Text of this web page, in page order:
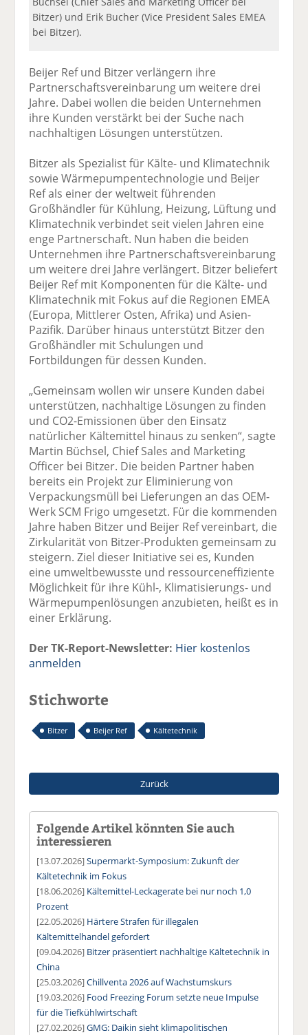
Bitzer) und Erik Bucher (Vice President Sales EMEA
bei Bitzer).
Beijer Ref und Bitzer verlängern ihre
Partnerschaftsvereinbarung um weitere drei
Jahre. Dabei wollen die beiden Unternehmen
ihre Kunden verstärkt bei der Suche nach
nachhaltigen Lösungen unterstützen.
Bitzer als Spezialist für Kälte- und Klimatechnik
sowie Wärmepumpentechnologie und Beijer
Ref als einer der weltweit führenden
Großhändler für Kühlung, Heizung, Lüftung und
Klimatechnik verbindet seit vielen Jahren eine
enge Partnerschaft. Nun haben die beiden
Unternehmen ihre Partnerschaftsvereinbarung
um weitere drei Jahre verlängert. Bitzer beliefert
Beijer Ref mit Komponenten für die Kälte- und
Klimatechnik mit Fokus auf die Regionen EMEA
(Europa, Mittlerer Osten, Afrika) und Asien-
Pazifik. Darüber hinaus unterstützt Bitzer den
Großhändler mit Schulungen und
Fortbildungen für dessen Kunden.
„Gemeinsam wollen wir unsere Kunden dabei
unterstützen, nachhaltige Lösungen zu finden
und CO2-Emissionen über den Einsatz
natürlicher Kältemittel hinaus zu senken“, sagte
Martin Büchsel, Chief Sales and Marketing
Officer bei Bitzer. Die beiden Partner haben
bereits ein Projekt zur Eliminierung von
Verpackungsmüll bei Lieferungen an das OEM-
Werk SCM Frigo umgesetzt. Für die kommenden
Jahre haben Bitzer und Beijer Ref vereinbart, die
Zirkularität von Bitzer-Produkten gemeinsam zu
steigern. Ziel dieser Initiative sei es, Kunden
eine umweltbewusste und ressourceneffiziente
Möglichkeit für ihre Kühl-, Klimatisierungs- und
Wärmepumpenlösungen anzubieten, heißt es in
einer Erklärung.
Der TK-Report-Newsletter: Hier kostenlos
anmelden
Stichworte
Bitzer Beijer Ref Kältetechnik
Zurück
Folgende Artikel könnten Sie auch
interessieren
[13.07.2026]Supermarkt-Symposium: Zukunft der
Kältetechnik im Fokus
[18.06.2026] Kältemittel-Leckagerate bei nur noch 1,0
Prozent
[22.05.2026] Härtere Strafen für illegalen
Kältemittelhandel gefordert
[09.04.2026] Bitzer präsentiert nachhaltige Kältetechnik in
China
[25.03.2026]Chillventa 2026 auf Wachstumskurs
[19.03.2026] Food Freezing Forum setzte neue Impulse
für die Tiefkühlwirtschaft
[27.02.2026]GMG: Daikin sieht klimapolitischen